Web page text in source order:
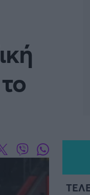
- ELITE LEAGUE
Μπάσκετ
Κίνα